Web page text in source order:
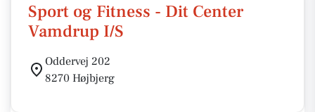
Sport og Fitness - Dit Center
Vamdrup I/S
Oddervej 202
8270 Højbjerg